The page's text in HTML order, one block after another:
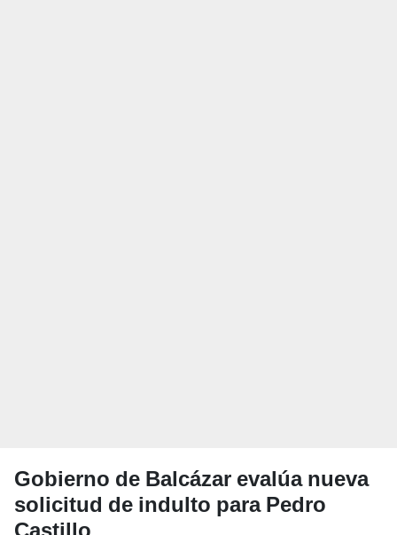
Gobierno de Balcázar evalúa nueva
solicitud de indulto para Pedro